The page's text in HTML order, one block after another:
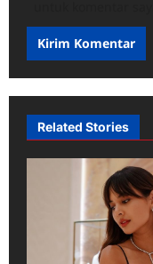
Related Stories